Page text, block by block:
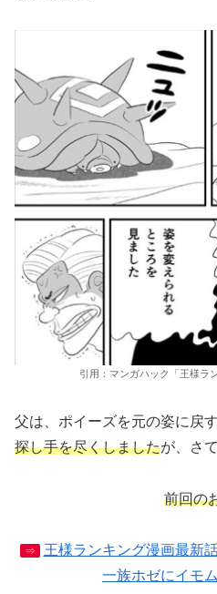
引用：マンガハック「王様ラ
父は、ポイーズを元の姿に戻
探し手を尽くしましたが、さ
前回の
⇒
王様ランキング漫画最新
一族ホゼにイモ